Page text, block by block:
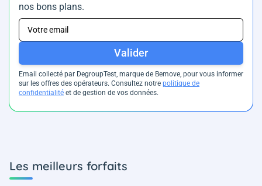
nos bons plans.
Valider
Email collecté par DegroupTest, marque de Bemove, pour vous informer
sur les offres des opérateurs. Consultez notre politique de
confidentialité et de gestion de vos données.
Les meilleurs forfaits